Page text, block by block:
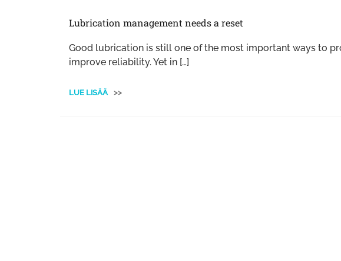
Lubrication management needs a reset
Good lubrication is still one of the most important ways to
improve reliability. Yet in […]
LUE LISÄÄ >>